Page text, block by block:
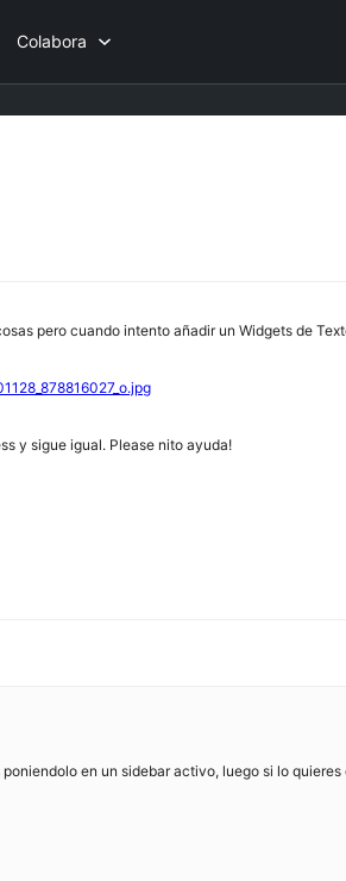
Colabora
pero cuando intento añadir un Widgets de
y sigue igual. Please nito ayuda!
en un sidebar activo, luego si lo